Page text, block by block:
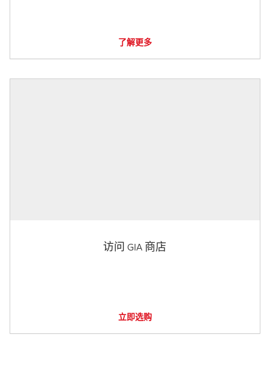
了解更多
访问 GIA 商店
立即选购